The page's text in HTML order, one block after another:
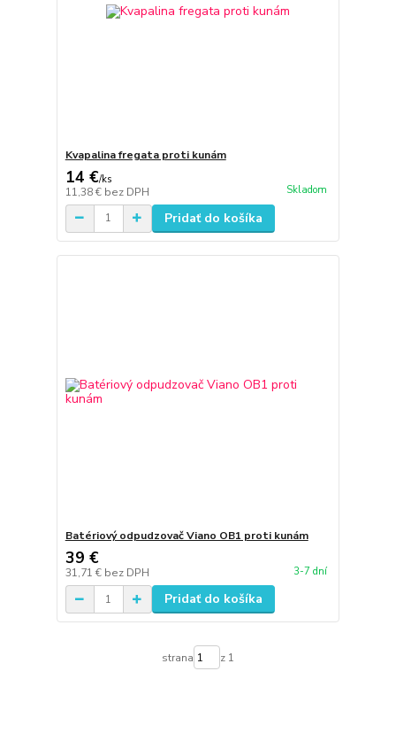
Kvapalina fregata proti kunám
14 €/ks
11,38 € bez DPH Skladom
Pridať do košíka
Batériový odpudzovač Viano OB1 proti kunám
39 €
31,71 € bez DPH 3-7 dní
Pridať do košíka
strana z 1